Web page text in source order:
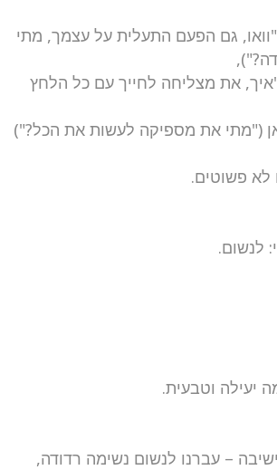
גם הפעם התעלית על עצמך, מתי
את מצליחה לחייך עם כל הלחץ
("מתי את מספיקה לעשות את הכל?")
לא פשוטים.
לנשום.
יעילה וטבעית.
– עברנו לנשום נשימה רדודה,